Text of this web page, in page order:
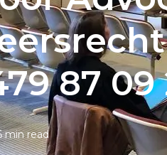
87 09
min read